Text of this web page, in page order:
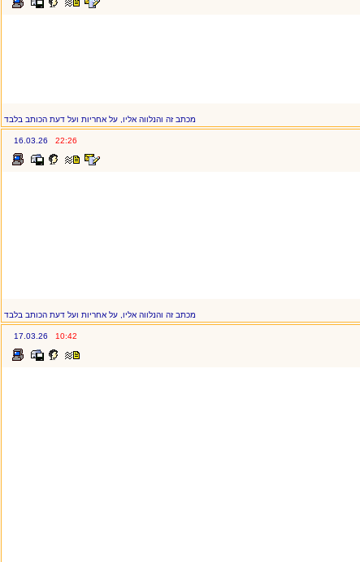
מכתב זה והנלווה אליו, על אחריות ועל דעת הכותב בלבד
22:26
16.03.26
מכתב זה והנלווה אליו, על אחריות ועל דעת הכותב בלבד
10:42
17.03.26